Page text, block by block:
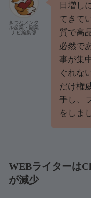
きつねメンタ
ル起業・副業
ナビ編集部
日増し
てきて
質で高
必然で
事が集
ぐれな
だけ権
手し、
をしま
WEBライターは
が減少